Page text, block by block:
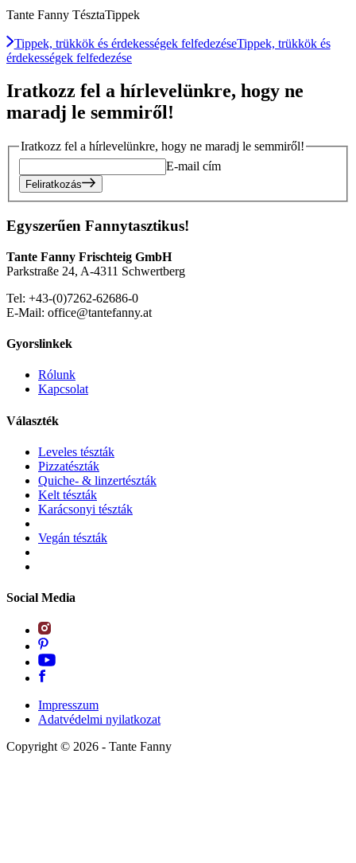
Tante Fanny TésztaTippek
Tippek, trükkök és érdekességek felfedezéseTippek, trükkök és
érdekességek felfedezése
Iratkozz fel a hírlevelünkre, hogy ne
maradj le semmiről!
Iratkozz fel a hírlevelünkre, hogy ne maradj le semmiről!
E-mail cím
Feliratkozás
Egyszerűen Fannytasztikus!
Tante Fanny Frischteig GmbH
Parkstraße 24, A-4311 Schwertberg
Tel: +43-(0)7262-62686-0
E-Mail: office@tantefanny.at
Gyorslinkek
Rólunk
Kapcsolat
Választék
Leveles tészták
Pizzatészták
Quiche- & linzertészták
Kelt tészták
Karácsonyi tészták
Vegán tészták
Social Media
Impresszum
Adatvédelmi nyilatkozat
Copyright © 2026 - Tante Fanny